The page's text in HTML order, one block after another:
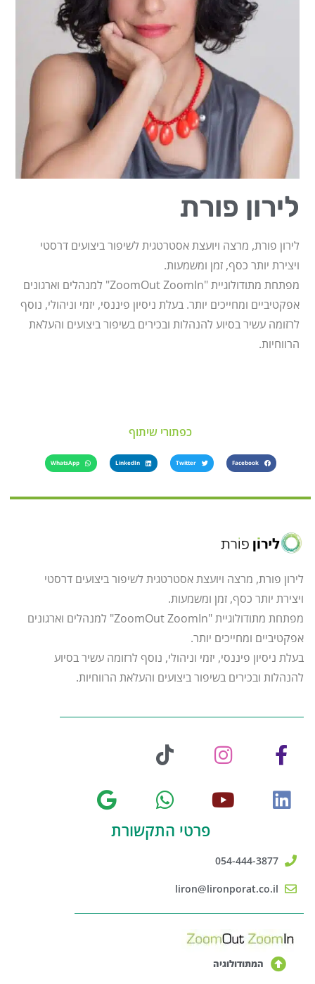
לירון פורת
לירון פורת, מרצה ויועצת אסטרטגית לשיפור ביצועים דרסטי
ויצירת יותר כסף, זמן ומשמעות.
מפתחת מתודולוגיית "ZoomOut ZoomIn" למנהלים וארגונים
אפקטיביים ומחייכים יותר. בעלת ניסיון פיננסי, יזמי וניהולי, נוסף
לרזומה עשיר בסיוע להנהלות ובכירים בשיפור ביצועים והעלאת
הרווחיות.
כפתורי שיתוף
Facebook
Twitter
LinkedIn
WhatsApp
לירון פורת, מרצה ויועצת אסטרטגית לשיפור ביצועים דרסטי
ויצירת יותר כסף, זמן ומשמעות.
מפתחת מתודולוגיית "ZoomOut ZoomIn" למנהלים וארגונים
אפקטיביים ומחייכים יותר.
בעלת ניסיון פיננסי, יזמי וניהולי, נוסף לרזומה עשיר בסיוע
להנהלות ובכירים בשיפור ביצועים והעלאת הרווחיות.
פרטי התקשורת
054-444-3877
liron@lironporat.co.il
המתודולוגיה